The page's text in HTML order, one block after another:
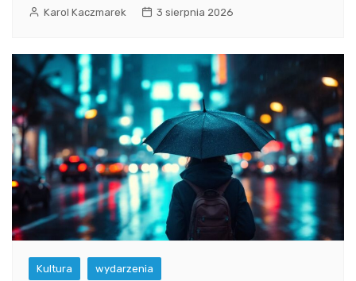
Karol Kaczmarek 3 sierpnia 2026
Kultura wydarzenia